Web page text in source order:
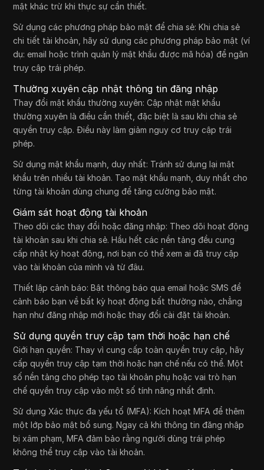
mật khác trừ khi thực sự cần thiết.
Sử dụng các phương pháp bảo mật để chia sẻ: Khi chia sẻ
chi tiết tài khoản, hãy sử dụng các phương pháp bảo mật (ví
dụ: email hoặc trình quản lý mật khẩu được mã hóa) để ngăn
truy cập trái phép.
Thường xuyên cập nhật thông tin đăng nhập
Thay đổi mật khẩu thường xuyên: Cập nhật mật khẩu
thường xuyên là điều cần thiết, đặc biệt là sau khi chia sẻ
quyền truy cập. Điều này làm giảm nguy cơ truy cập trái
phép.
Sử dụng mật khẩu mạnh, duy nhất: Tránh sử dụng lại mật
khẩu trên nhiều tài khoản. Tạo mật khẩu mạnh, duy nhất cho
từng tài khoản dùng chung để tăng cường bảo mật.
Giám sát hoạt động tài khoản
Theo dõi các thay đổi hoặc đăng nhập: Theo dõi hoạt động
tài khoản sau khi chia sẻ. Hầu hết các nền tảng đều cung
cấp nhật ký hoạt động, nơi bạn có thể xem ai đã truy cập
vào tài khoản của mình và từ đâu.
Thiết lập cảnh báo: Bật thông báo qua email hoặc SMS để
cảnh báo bạn về bất kỳ hoạt động bất thường nào, chẳng
hạn như đăng nhập mới hoặc thay đổi cài đặt tài khoản.
Sử dụng quyền truy cập tạm thời hoặc hạn chế
Giới hạn quyền: Thay vì cung cấp toàn quyền truy cập, hãy
cấp quyền truy cập tạm thời hoặc hạn chế nếu có thể. Một
số nền tảng cho phép tạo tài khoản phụ hoặc vai trò hạn
chế quyền truy cập vào một số tính năng nhất định.
Sử dụng Xác thực đa yếu tố (MFA): Kích hoạt MFA để thêm
một lớp bảo mật bổ sung. Ngay cả khi thông tin đăng nhập
bị xâm phạm, MFA đảm bảo rằng người dùng trái phép
không thể truy cập vào tài khoản.